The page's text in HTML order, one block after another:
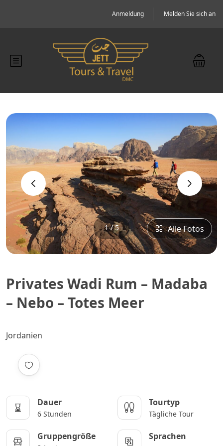
Anmeldung Melden Sie sich an
‹ ›
1 / 5 Alle Fotos
Privates Wadi Rum – Madaba
– Nebo – Totes Meer
Jordanien
Dauer
6 Stunden
Tourtyp
Tägliche Tour
Gruppengröße Sprachen